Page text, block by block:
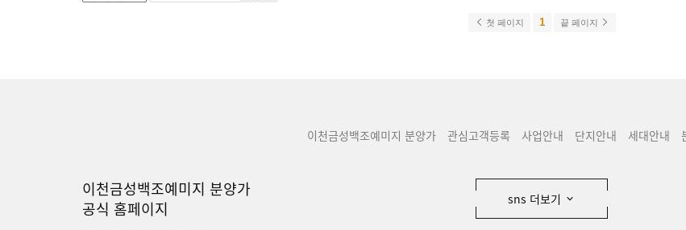
첫 페이지 1 끝 페이지
이천금성백조예미지 분양가 관심고객등록 사업안내 단지안내 세대안내
이천금성백조예미지 분양가
공식 홈페이지
sns 더보기